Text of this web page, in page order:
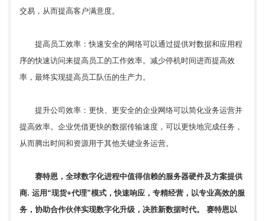
交易，从而提高客户满意度。
提高员工效率：快速安全的网络可以通过提供对数据和应用程
序的快速访问来提高员工的工作效率。减少停机时间进而提高效
率，最终实现提高员工队伍的生产力。
提升公司效率：更快、更安全的企业网络可以简化业务运营并
提高效率。企业凭借更快的数据传输速度，可以更快地完成任务，
从而腾出时间和资源用于其他关键业务运营。
赛特恩，全球数字化进程中值得信赖的服务器硬件及方案提供
商. 运用“现货+代理”模式，快速响应，专精经营，以专业高效的服
务，协助合作伙伴实现数字化升级，决胜新数据时代。 赛特恩以